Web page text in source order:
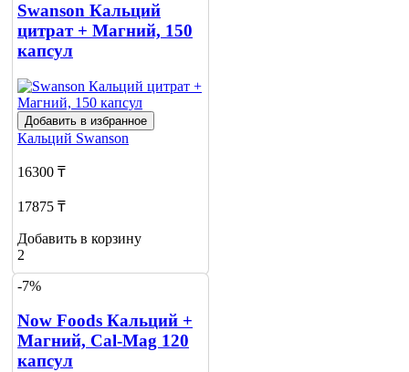
Swanson Кальций
цитрат + Магний, 150
капсул
Добавить в избранное
Кальций Swanson
16300 ₸
17875 ₸
Добавить в корзину
2
-7%
Now Foods Кальций +
Магний, Cal-Mag 120
капсул